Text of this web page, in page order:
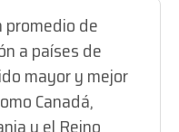
promedio de
a países de
mayor y mejor
Canadá,